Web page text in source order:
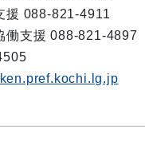
援 088-821-4911
働支援 088-821-4897